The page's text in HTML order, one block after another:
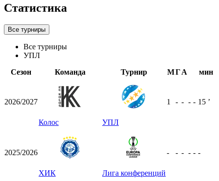
Статистика
Все турниры
Все турниры
УПЛ
Сезон
Команда Турнир МГА мин
2026/2027
Колос УПЛ
1 - - - - 15 ʼ
2025/2026
ХИК Лига конференций
- - - - - -